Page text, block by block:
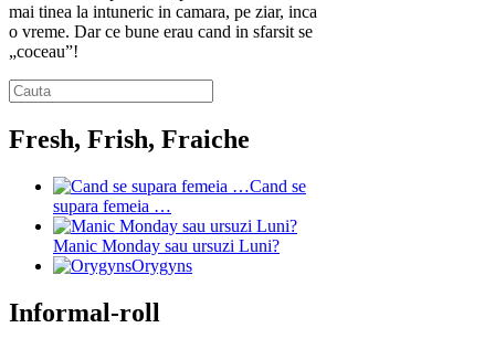
mai tinea la intuneric in camara, pe ziar, inca
o vreme. Dar ce bune erau cand in sfarsit se
„coceau”!
Fresh, Frish, Fraiche
Cand se
supara femeia …
Manic Monday sau ursuzi Luni?
Orygyns
Informal-roll